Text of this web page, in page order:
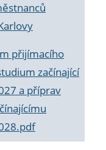
přijímacího
začínající
a příprav